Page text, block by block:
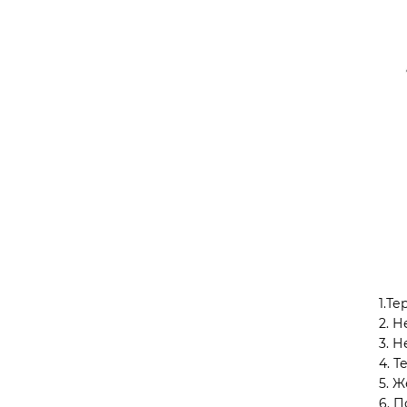
2.
3.
4.
5.
6.